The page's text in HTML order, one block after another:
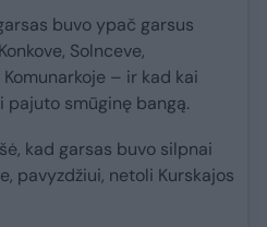
buvo ypač garsus
Solnceve,
– ir kad kai
pajuto smūginę bangą.
kad garsas buvo silpnai
pavyzdžiui, netoli Kurskajos